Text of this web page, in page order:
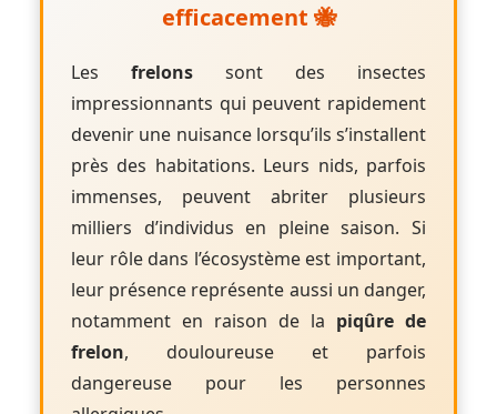
efficacement 🐝
Lesfrelons sont des insectes
impressionnants qui peuvent rapidement
devenir une nuisance lorsqu’ils s’installent
près des habitations. Leurs nids, parfois
immenses, peuvent abriter plusieurs
milliers d’individus en pleine saison. Si
leur rôle dans l’écosystème est important,
leur présence représente aussi un danger,
notamment en raison de la piqûre de
frelon, douloureuse et parfois
dangereuse pour les personnes